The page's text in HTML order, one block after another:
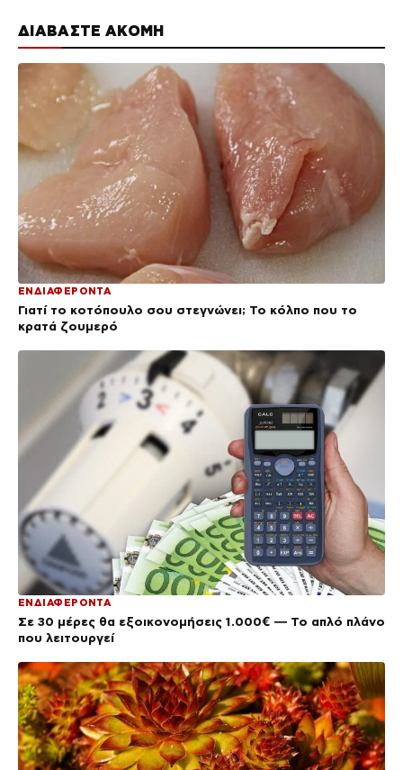
ΔΙΑΒΑΣΤΕ ΑΚΟΜΗ
ΕΝΔΙΑΦΕΡΟΝΤΑ
Γιατί το κοτόπουλο σου στεγνώνει; Το κόλπο που το
κρατά ζουμερό
ΕΝΔΙΑΦΕΡΟΝΤΑ
Σε 30 μέρες θα εξοικονομήσεις 1.000€ — Το απλό πλάνο
που λειτουργεί